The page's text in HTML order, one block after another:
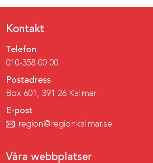
Kontakt
Telefon
010-358 00 00
Postadress
Box 601, 391 26 Kalmar
E-post
region@regionkalmar.se
Våra webbplatser